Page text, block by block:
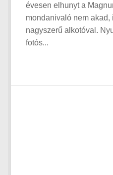
évesen elhunyt a
mondanivaló nem
nagyszerű alkotóval.
fotós...